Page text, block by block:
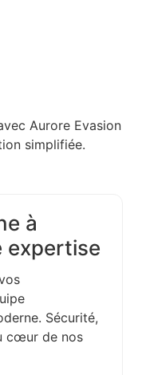
Aurore Evasion
simplifiée.
à
expertise
Sécurité,
cœur de nos